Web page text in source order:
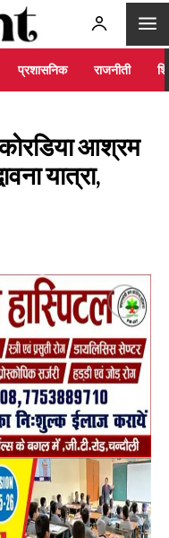
प्रशासनिक राजनीती
आश्रम
यात्रा,